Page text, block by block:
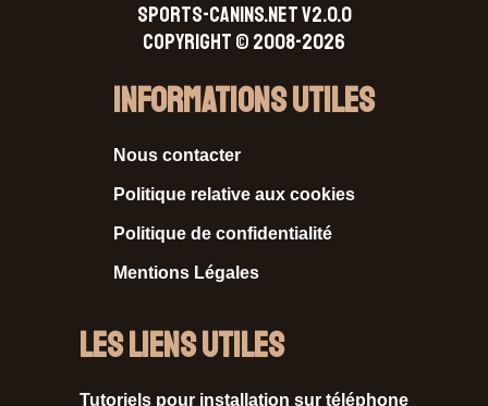
SPORTS-CANINS.NET V2.0.0
Copyright © 2008-2026
Informations Utiles
Nous contacter
Politique relative aux cookies
Politique de confidentialité
Mentions Légales
Les liens utiles
Tutoriels pour installation sur téléphone